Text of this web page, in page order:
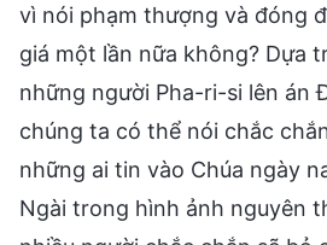
vì nói phạm thượng và đóng
giá một lần nữa không? Dựa
những người Pha-ri-si lên án
chúng ta có thể nói chắc
những ai tin vào Chúa ngày
Ngài trong hình ảnh nguyên